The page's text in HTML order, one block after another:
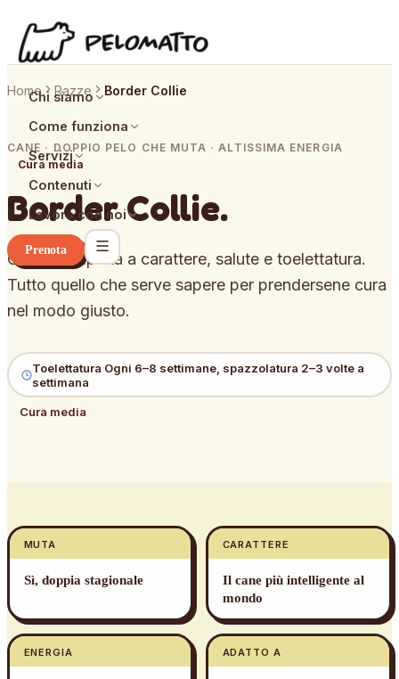
Chi siamo
Come funziona
Servizi
Contenuti
Lavora con noi
Prenota
Home Razze Border Collie
CANE · DOPPIO PELO CHE MUTA · ALTISSIMA ENERGIA
Cura media
Border Collie.
Guida completa a carattere, salute e toelettatura.
Tutto quello che serve sapere per prendersene cura
nel modo giusto.
Toelettatura Ogni 6–8 settimane, spazzolatura 2–3 volte a
settimana
Cura media
MUTA
Sì, doppia stagionale
CARATTERE
Il cane più intelligente al
mondo
ENERGIA ADATTO A